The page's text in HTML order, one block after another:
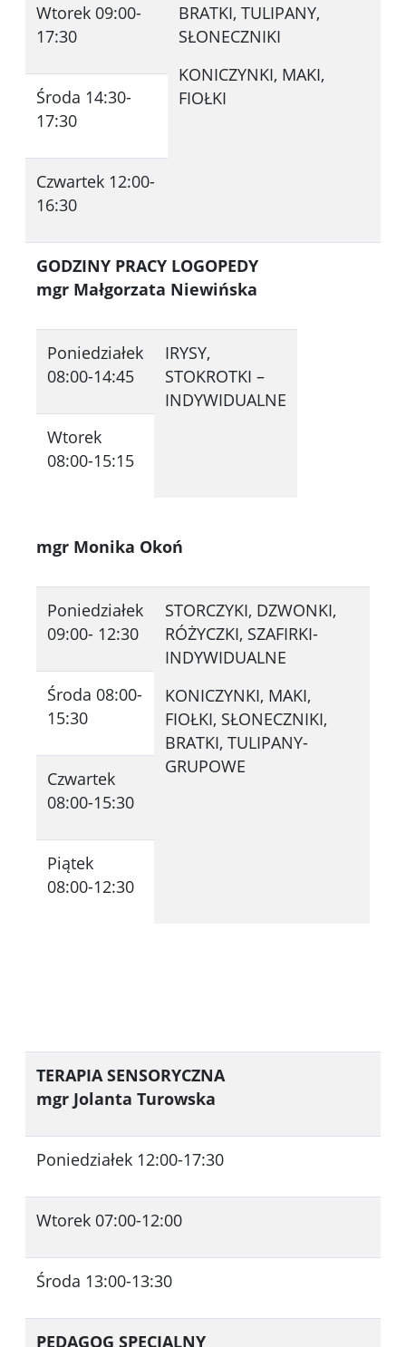
Wtorek 09:00-
17:30
BRATKI, TULIPANY,
SŁONECZNIKI
KONICZYNKI, MAKI,
FIOŁKI
Środa 14:30-
17:30
Czwartek 12:00-
16:30
GODZINY PRACY LOGOPEDY
mgr Małgorzata Niewińska
Poniedziałek
08:00-14:45
IRYSY,
STOKROTKI –
INDYWIDUALNE
Wtorek
08:00-15:15
mgr Monika Okoń
Poniedziałek
09:00- 12:30
STORCZYKI, DZWONKI,
RÓŻYCZKI, SZAFIRKI-
INDYWIDUALNE
KONICZYNKI, MAKI,
FIOŁKI, SŁONECZNIKI,
BRATKI, TULIPANY-
GRUPOWE
Środa 08:00-
15:30
Czwartek
08:00-15:30
Piątek
08:00-12:30
TERAPIA SENSORYCZNA
mgr Jolanta Turowska
Poniedziałek 12:00-17:30
Wtorek 07:00-12:00
Środa 13:00-13:30
PEDAGOG SPECJALNY